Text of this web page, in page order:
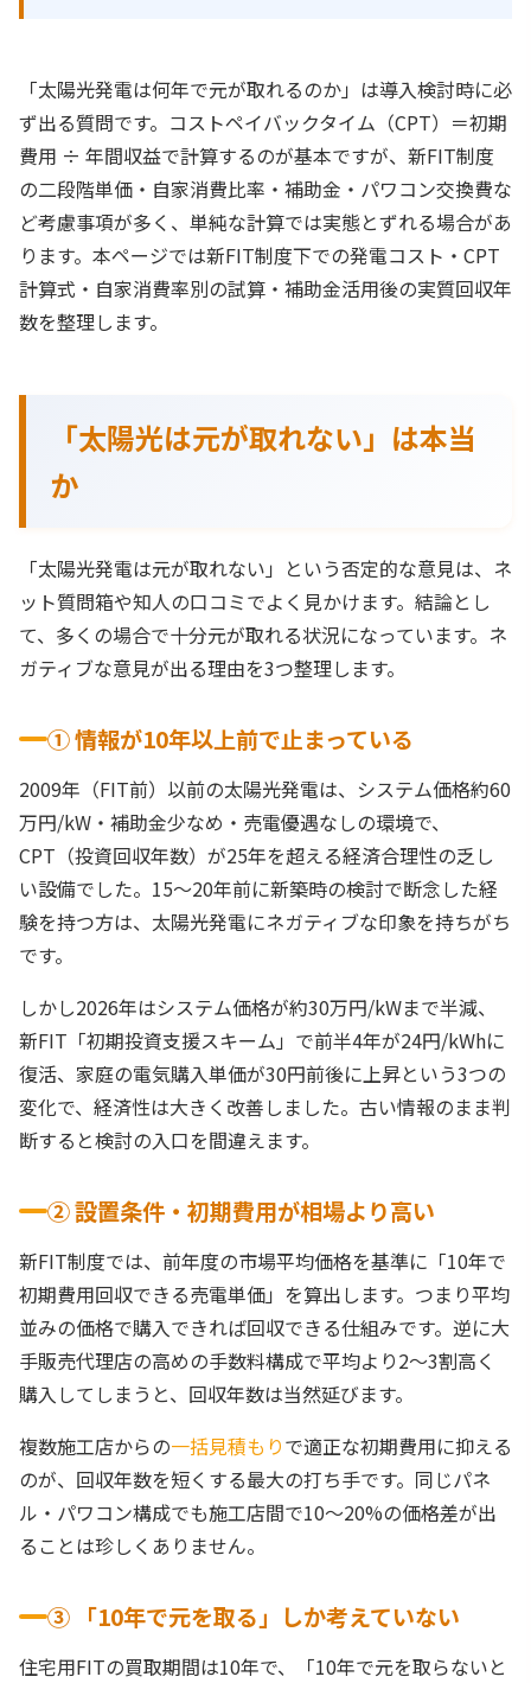
「太陽光発電は何年で元が取れるのか」は導入検討時に必
ず出る質問です。コストペイバックタイム（CPT）＝初期
費用 ÷ 年間収益で計算するのが基本ですが、新FIT制度
の二段階単価・自家消費比率・補助金・パワコン交換費な
ど考慮事項が多く、単純な計算では実態とずれる場合があ
ります。本ページでは新FIT制度下での発電コスト・CPT
計算式・自家消費率別の試算・補助金活用後の実質回収年
数を整理します。
「太陽光は元が取れない」は本当
か
「太陽光発電は元が取れない」という否定的な意見は、ネ
ット質問箱や知人の口コミでよく見かけます。結論とし
て、多くの場合で十分元が取れる状況になっています。ネ
ガティブな意見が出る理由を3つ整理します。
① 情報が10年以上前で止まっている
2009年（FIT前）以前の太陽光発電は、システム価格約60
万円/kW・補助金少なめ・売電優遇なしの環境で、
CPT（投資回収年数）が25年を超える経済合理性の乏し
い設備でした。15〜20年前に新築時の検討で断念した経
験を持つ方は、太陽光発電にネガティブな印象を持ちがち
です。
しかし2026年はシステム価格が約30万円/kWまで半減、
新FIT「初期投資支援スキーム」で前半4年が24円/kWhに
復活、家庭の電気購入単価が30円前後に上昇という3つの
変化で、経済性は大きく改善しました。古い情報のまま判
断すると検討の入口を間違えます。
② 設置条件・初期費用が相場より高い
新FIT制度では、前年度の市場平均価格を基準に「10年で
初期費用回収できる売電単価」を算出します。つまり平均
並みの価格で購入できれば回収できる仕組みです。逆に大
手販売代理店の高めの手数料構成で平均より2〜3割高く
購入してしまうと、回収年数は当然延びます。
複数施工店からの一括見積もりで適正な初期費用に抑える
のが、回収年数を短くする最大の打ち手です。同じパネ
ル・パワコン構成でも施工店間で10〜20%の価格差が出
ることは珍しくありません。
③ 「10年で元を取る」しか考えていない
住宅用FITの買取期間は10年で、「10年で元を取らないと